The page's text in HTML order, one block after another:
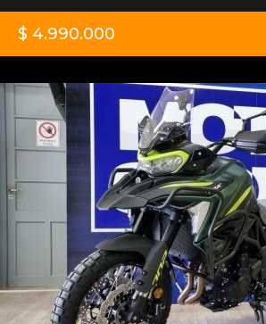
$ 4.990.000